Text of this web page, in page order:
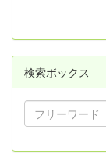
検索ボックス